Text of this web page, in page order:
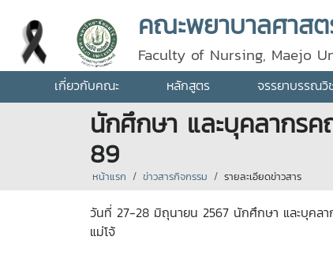
คณะพยาบาลศาส
Faculty of Nursing, Maejo
เกี่ยวกับคณะ หลักสูตร จรรยาบรรณวิ
นักศึกษา และบุคลากร
89
หน้าแรก ข่าวสารกิจกรรม รายละเอียดข่าวสาร
วันที่ 27-28 มิถุนายน 2567 นักศึกษา และบุคล
แม่โจ้